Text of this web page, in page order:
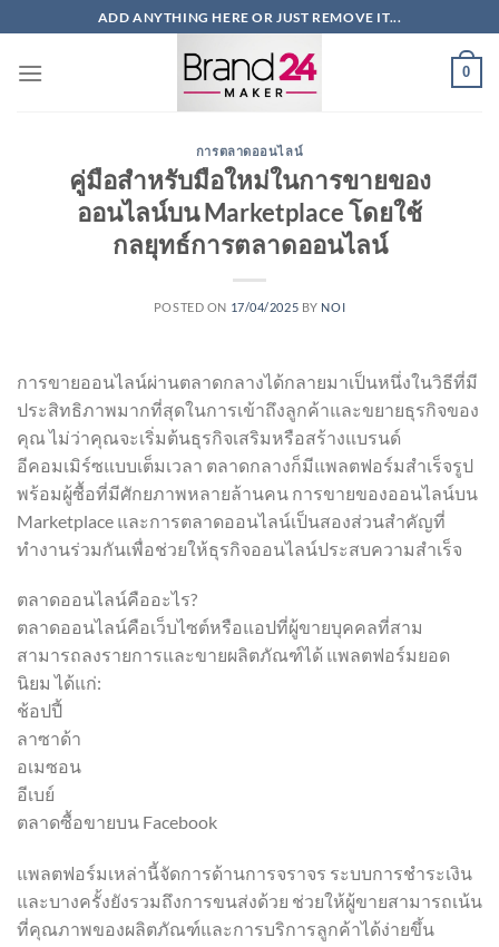
ไป
ADD ANYTHING HERE OR JUST REMOVE IT...
0
การตลาดออนไลน์
คู่มือสำหรับมือใหม่ในการขายของ
ออนไลน์บน Marketplace โดยใช้
กลยุทธ์การตลาดออนไลน์
POSTED ON 17/04/2025 BY NOI
การขายออนไลน์ผ่านตลาดกลางได้กลายมาเป็นหนึ่งในวิธีที่มี
ประสิทธิภาพมากที่สุดในการเข้าถึงลูกค้าและขยายธุรกิจของ
คุณ ไม่ว่าคุณจะเริ่มต้นธุรกิจเสริมหรือสร้างแบรนด์
อีคอมเมิร์ซแบบเต็มเวลา ตลาดกลางก็มีแพลตฟอร์มสำเร็จรูป
พร้อมผู้ซื้อที่มีศักยภาพหลายล้านคน การขายของออนไลน์บน
Marketplace และการตลาดออนไลน์เป็นสองส่วนสำคัญที่
ทำงานร่วมกันเพื่อช่วยให้ธุรกิจออนไลน์ประสบความสำเร็จ
ตลาดออนไลน์คืออะไร?
ตลาดออนไลน์คือเว็บไซต์หรือแอปที่ผู้ขายบุคคลที่สาม
สามารถลงรายการและขายผลิตภัณฑ์ได้ แพลตฟอร์มยอด
นิยม ได้แก่:
ช้อปปี้
ลาซาด้า
อเมซอน
อีเบย์
ตลาดซื้อขายบน Facebook
แพลตฟอร์มเหล่านี้จัดการด้านการจราจร ระบบการชำระเงิน
และบางครั้งยังรวมถึงการขนส่งด้วย ช่วยให้ผู้ขายสามารถเน้น
ที่คุณภาพของผลิตภัณฑ์และการบริการลูกค้าได้ง่ายขึ้น